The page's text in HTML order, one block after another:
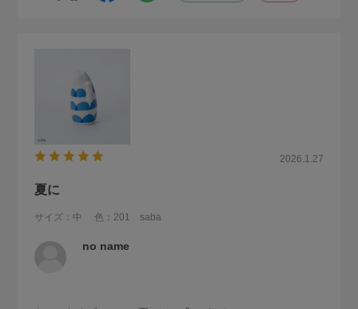
2026.1.27
夏に
サイズ：中 色：201 saba
no name